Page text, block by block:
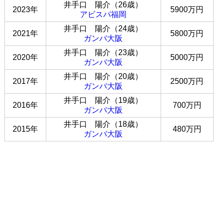
2023年
井手口 陽介（26歳）
アビスパ福岡
5900万円
2021年
井手口 陽介（24歳）
ガンバ大阪
5800万円
2020年
井手口 陽介（23歳）
ガンバ大阪
5000万円
2017年
井手口 陽介（20歳）
ガンバ大阪
2500万円
2016年
井手口 陽介（19歳）
ガンバ大阪
700万円
2015年
井手口 陽介（18歳）
ガンバ大阪
480万円